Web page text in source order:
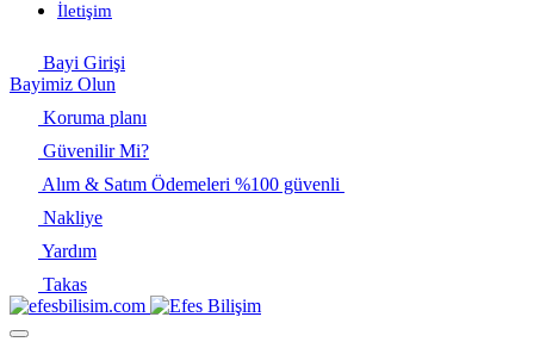
İletişim
Bayi Girişi
Bayimiz Olun
Koruma planı
Güvenilir Mi?
Alım & Satım Ödemeleri %100 güvenli
Nakliye
Yardım
Takas